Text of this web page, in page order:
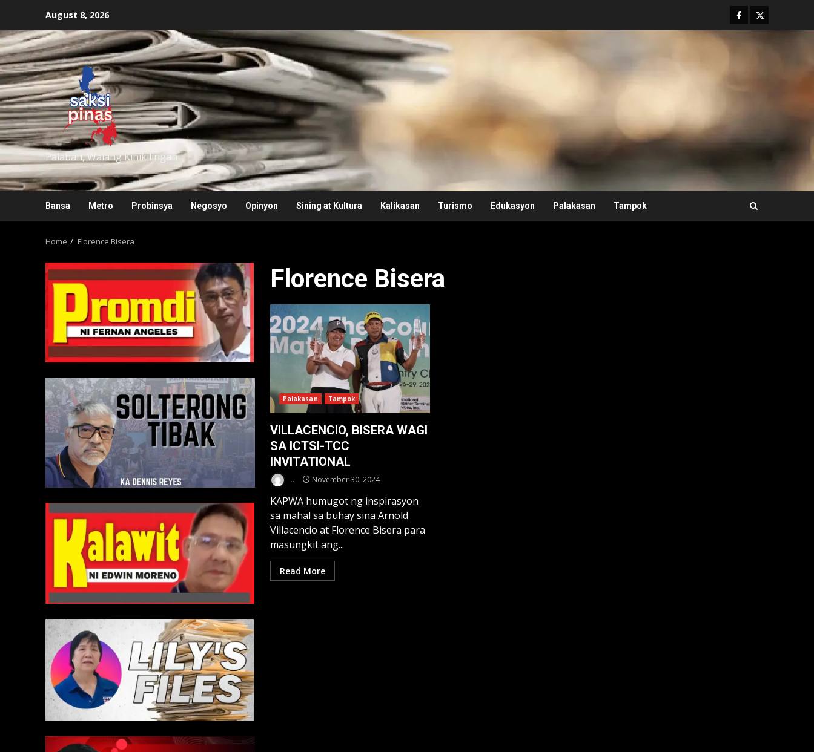
content
August 8, 2026 Facebook
Twitter
Palaban, Walang Kinikilingan
Bansa Metro Probinsya Negosyo Opinyon Sining at Kultura Kalikasan Turismo Edukasyon Palakasan Tampok
Home Florence Bisera
Florence Bisera
Palakasan Tampok
VILLACENCIO, BISERA WAGI
SA ICTSI-TCC
INVITATIONAL
.. November 30, 2024
KAPWA humugot ng inspirasyon
sa mahal sa buhay sina Arnold
Villacencio at Florence Bisera para
masungkit ang...
Read More